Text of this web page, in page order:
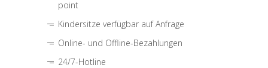
point
Kindersitze verfügbar auf Anfrage
Online- und Offline-Bezahlungen
24/7-Hotline